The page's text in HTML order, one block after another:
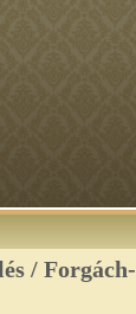
/ Forgách-